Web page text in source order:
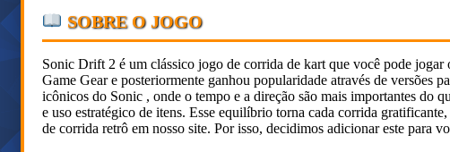
SOBRE O JOGO
Sonic Drift 2 é um clássico jogo de corrida de kart que você pode
Game Gear e posteriormente ganhou popularidade através de versões
icônicos do Sonic , onde o tempo e a direção são mais importantes do
e uso estratégico de itens. Esse equilíbrio torna cada corrida
de corrida retrô em nosso site. Por isso, decidimos adicionar este para